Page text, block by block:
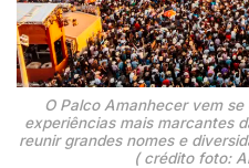
O Palco Amanhecer vem
experiências mais marcantes
reunir grandes nomes e
( crédito foto: